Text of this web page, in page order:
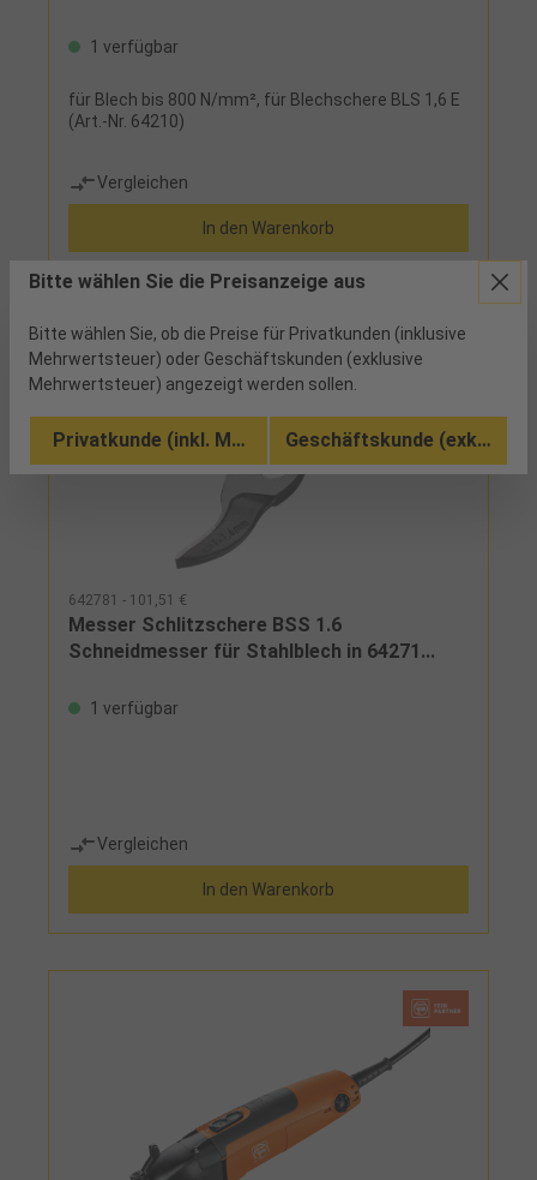
1 verfügbar
für Blech bis 800 N/mm², für Blechschere BLS 1,6 E
(Art.-Nr. 64210)
Vergleichen
In den Warenkorb
642781 - 101,51 €
Messer Schlitzschere BSS 1.6
Schneidmesser für Stahlblech in 64271...
1 verfügbar
Vergleichen
In den Warenkorb
Bitte wählen Sie die Preisanzeige aus
Bitte wählen Sie, ob die Preise für Privatkunden (inklusive
Mehrwertsteuer) oder Geschäftskunden (exklusive
Mehrwertsteuer) angezeigt werden sollen.
Privatkunde (inkl. MwSt.) Geschäftskunde (exkl.